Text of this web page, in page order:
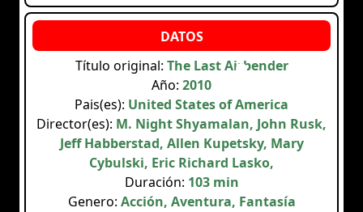
Título original: The Last Airbender
Año: 2010
Pais(es): United States of America
Director(es): M. Night Shyamalan, John Rusk,
Jeff Habberstad, Allen Kupetsky, Mary
Cybulski, Eric Richard Lasko,
Duración: 103 min
Genero: Acción, Aventura, Fantasía